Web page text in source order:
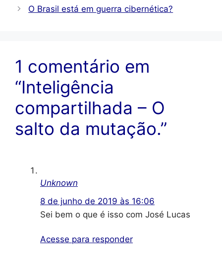
O Brasil está em guerra cibernética?
1 comentário em
“Inteligência
compartilhada – O
salto da mutação.”
Unknown
8 de junho de 2019 às 16:06
Sei bem o que é isso com José Lucas
Acesse para responder